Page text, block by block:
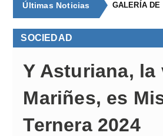
Últimas Noticias
SOCIEDAD
Y Asturiana, la
Mariñes, es
Ternera 2024